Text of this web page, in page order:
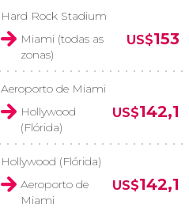
Hard Rock Stadium
Miami (todas as
zonas)
US$153
Aeroporto de Miami
Hollywood
(Flórida)
US$142,1
Hollywood (Flórida)
Aeroporto de
Miami
US$142,1